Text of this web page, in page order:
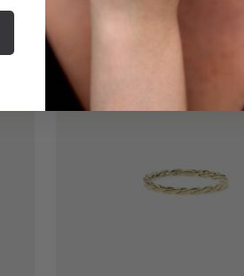
Teilweise sofort lieferbar